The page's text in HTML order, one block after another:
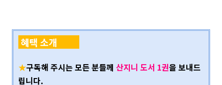
혜택 소개
★구독해 주시는 모든 분들께 산지니 도서 1권을 보내드
립니다.